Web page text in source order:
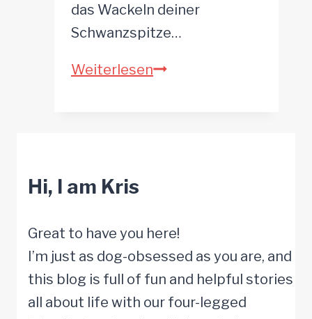
das Wackeln deiner
Schwanzspitze…
WeiterlesenMach
du?
Hi, I am Kris
Great to have you here!
I’m just as dog-obsessed as you are, and
this blog is full of fun and helpful stories
all about life with our four-legged